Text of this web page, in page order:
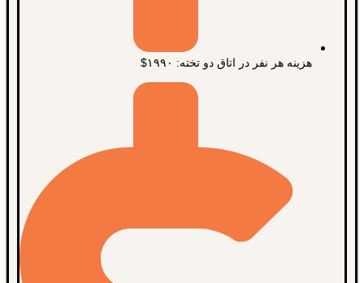
هزینه هر نفر در اتاق دو تخته: ۱۹۹۰$